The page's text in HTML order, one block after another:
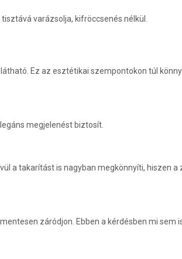
varázsolja, kifröccsenés nélkül.
Ez az esztétikai szempontokon túl
megjelenést biztosít.
a takarítást is nagyban megkönnyíti, hiszen a
záródjon. Ebben a kérdésben mi sem